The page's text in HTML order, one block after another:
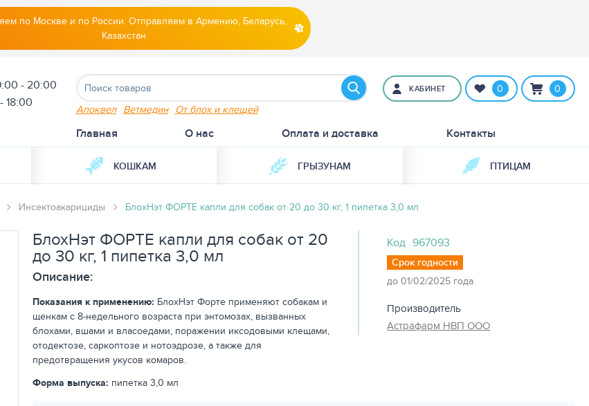
по Москве и по России. Отправляем в Армению, Беларусь,
Казахстан
- 20:00
18:00
Апоквел Ветмедин От блох и клещей
КАБИНЕТ 0 0
Главная О нас Оплата и доставка Контакты
КОШКАМ ГРЫЗУНАМ ПТИЦАМ
Инсектоакарициды БлохНэт ФОРТЕ капли для собак от 20 до 30 кг, 1 пипетка 3,0 мл
БлохНэт ФОРТЕ капли для собак от 20
до 30 кг, 1 пипетка 3,0 мл
Описание:
Показания к применению: БлохНэт Форте применяют собакам и
щенкам с 8-недельного возраста при энтомозах, вызванных
блохами, вшами и власоедами, поражении иксодовыми клещами,
отодектозе, саркоптозе и нотоэдрозе, а также для
предотвращения укусов комаров.
Форма выпуска: пипетка 3,0 мл
Код 967093
Срок годности
до 01/02/2025 года
Производитель
Астрафарм НВП ООО